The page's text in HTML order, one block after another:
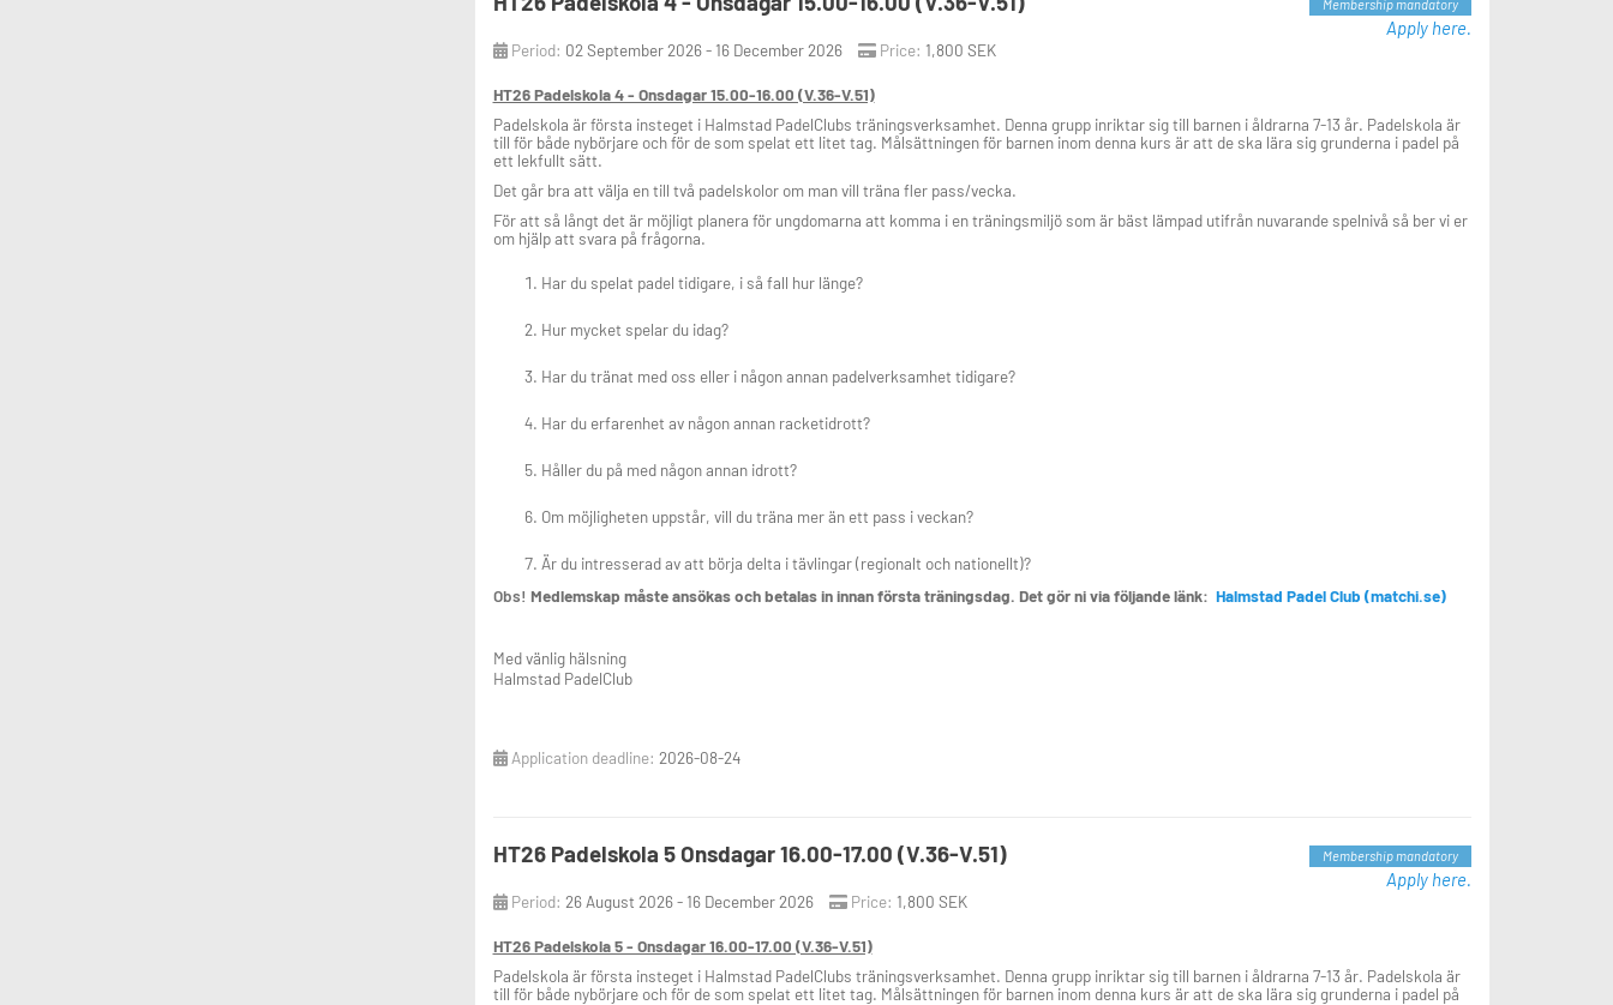
Membership mandatory
Apply here.
Period: 02 September 2026 - 16 December 2026 Price: 1,800 SEK
HT26 Padelskola 4 - Onsdagar 15.00-16.00 (V.36-V.51)
Padelskola är första insteget i Halmstad PadelClubs träningsverksamhet. Denna grupp inriktar sig till barnen i åldrarna 7-13 år. Padelskola är
till för både nybörjare och för de som spelat ett litet tag. Målsättningen för barnen inom denna kurs är att de ska lära sig grunderna i padel på
ett lekfullt sätt.
Det går bra att välja en till två padelskolor om man vill träna fler pass/vecka.
För att så långt det är möjligt planera för ungdomarna att komma i en träningsmiljö som är bäst lämpad utifrån nuvarande spelnivå så ber vi er
om hjälp att svara på frågorna.
Har du spelat padel tidigare, i så fall hur länge?
Hur mycket spelar du idag?
Har du tränat med oss eller i någon annan padelverksamhet tidigare?
Har du erfarenhet av någon annan racketidrott?
Håller du på med någon annan idrott?
Om möjligheten uppstår, vill du träna mer än ett pass i veckan?
Är du intresserad av att börja delta i tävlingar (regionalt och nationellt)?
Obs! Medlemskap måste ansökas och betalas in innan första träningsdag. Det gör ni via följande länk: Halmstad Padel Club (matchi.se)
Med vänlig hälsning
Halmstad PadelClub
Application deadline: 2026-08-24
Membership mandatory
Apply here.
HT26 Padelskola 5 Onsdagar 16.00-17.00 (V.36-V.51)
Period: 26 August 2026 - 16 December 2026 Price: 1,800 SEK
HT26 Padelskola 5 - Onsdagar 16.00-17.00 (V.36-V.51)
Padelskola är första insteget i Halmstad PadelClubs träningsverksamhet. Denna grupp inriktar sig till barnen i åldrarna 7-13 år. Padelskola är
till för både nybörjare och för de som spelat ett litet tag. Målsättningen för barnen inom denna kurs är att de ska lära sig grunderna i padel på